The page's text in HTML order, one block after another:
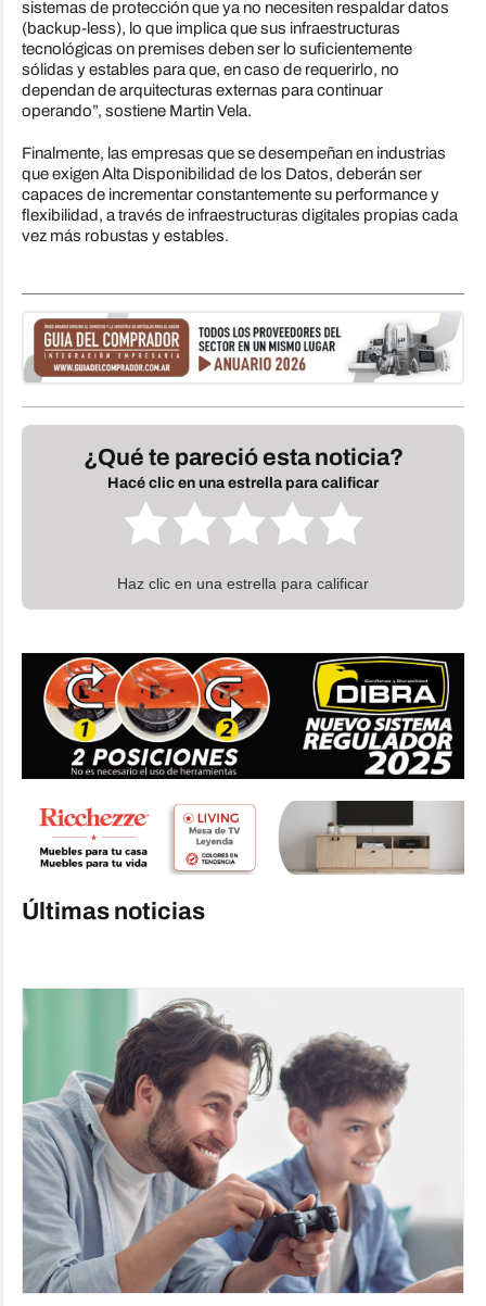
sistemas de protección que ya no necesiten respaldar datos
(backup-less), lo que implica que sus infraestructuras
tecnológicas on premises deben ser lo suficientemente
sólidas y estables para que, en caso de requerirlo, no
dependan de arquitecturas externas para continuar
operando”, sostiene Martin Vela.
Finalmente, las empresas que se desempeñan en industrias
que exigen Alta Disponibilidad de los Datos, deberán ser
capaces de incrementar constantemente su performance y
flexibilidad, a través de infraestructuras digitales propias cada
vez más robustas y estables.
¿Qué te pareció esta noticia?
Hacé clic en una estrella para calificar
Haz clic en una estrella para calificar
Últimas noticias